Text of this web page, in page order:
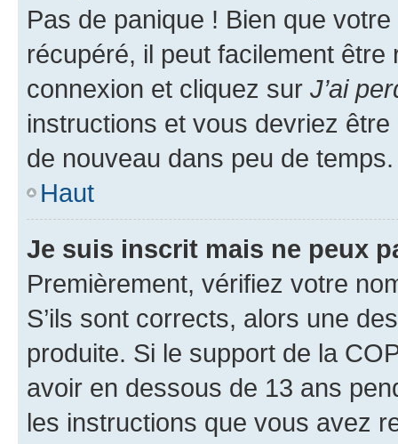
Pas de panique ! Bien que
récupéré, il peut facilement
connexion et cliquez sur J’ai
instructions et vous devriez
de nouveau dans peu de temps.
Haut
Je suis inscrit mais ne peux
Premièrement, vérifiez votre
S’ils sont corrects, alors une
produite. Si le support de la
avoir en dessous de 13 ans
les instructions que vous avez